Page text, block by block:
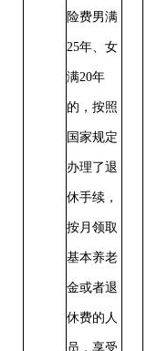
险费男满
25年、女
满20年
的，按照
国家规定
办理了退
休手续，
按月领取
基本养老
金或者退
休费的人
员，享受